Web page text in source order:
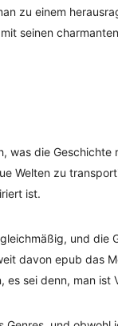
zu einem
seinen
die
Welten zu
ist.
und die
davon epub das
sei denn, man ist